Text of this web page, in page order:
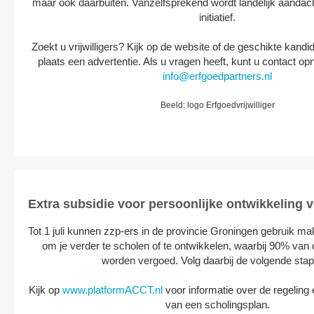
maar ook daarbuiten. Vanzelfsprekend wordt landelijk
initiatief.
Zoekt u vrijwilligers? Kijk op de website of de geschikte
plaats een advertentie. Als u vragen heeft, kunt u contact
info@erfgoedpartners.nl
Beeld: logo Erfgoedvrijwilliger
Extra subsidie voor persoonlijke ontwikkeling
Tot 1 juli kunnen zzp-ers in de provincie Groningen gebruik
om je verder te scholen of te ontwikkelen, waarbij 90% van
worden vergoed. Volg daarbij de volgende
Kijk op www.platformACCT.nlvoor informatie over de regeling
van een scholingsplan.